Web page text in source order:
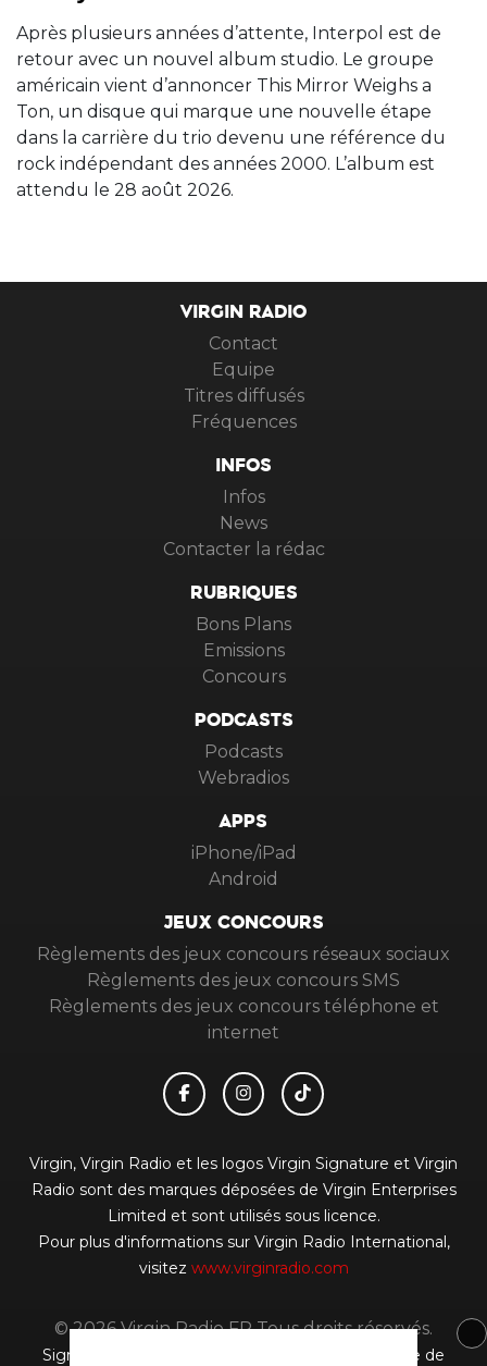
Après plusieurs années d’attente, Interpol est de
retour avec un nouvel album studio. Le groupe
américain vient d’annoncer This Mirror Weighs a
Ton, un disque qui marque une nouvelle étape
dans la carrière du trio devenu une référence du
rock indépendant des années 2000. L’album est
attendu le 28 août 2026.
VIRGIN RADIO
Contact
Equipe
Titres diffusés
Fréquences
INFOS
Infos
News
Contacter la rédac
RUBRIQUES
Bons Plans
Emissions
Concours
PODCASTS
Podcasts
Webradios
APPS
iPhone/iPad
Android
JEUX CONCOURS
Règlements des jeux concours réseaux sociaux
Règlements des jeux concours SMS
Règlements des jeux concours téléphone et
internet
Virgin, Virgin Radio et les logos Virgin Signature et Virgin
Radio sont des marques déposées de Virgin Enterprises
Limited et sont utilisés sous licence.
Pour plus d'informations sur Virgin Radio International,
visitez www.virginradio.com
© 2026 Virgin Radio FR Tous droits réservés.
Signaler un contenu Politique de